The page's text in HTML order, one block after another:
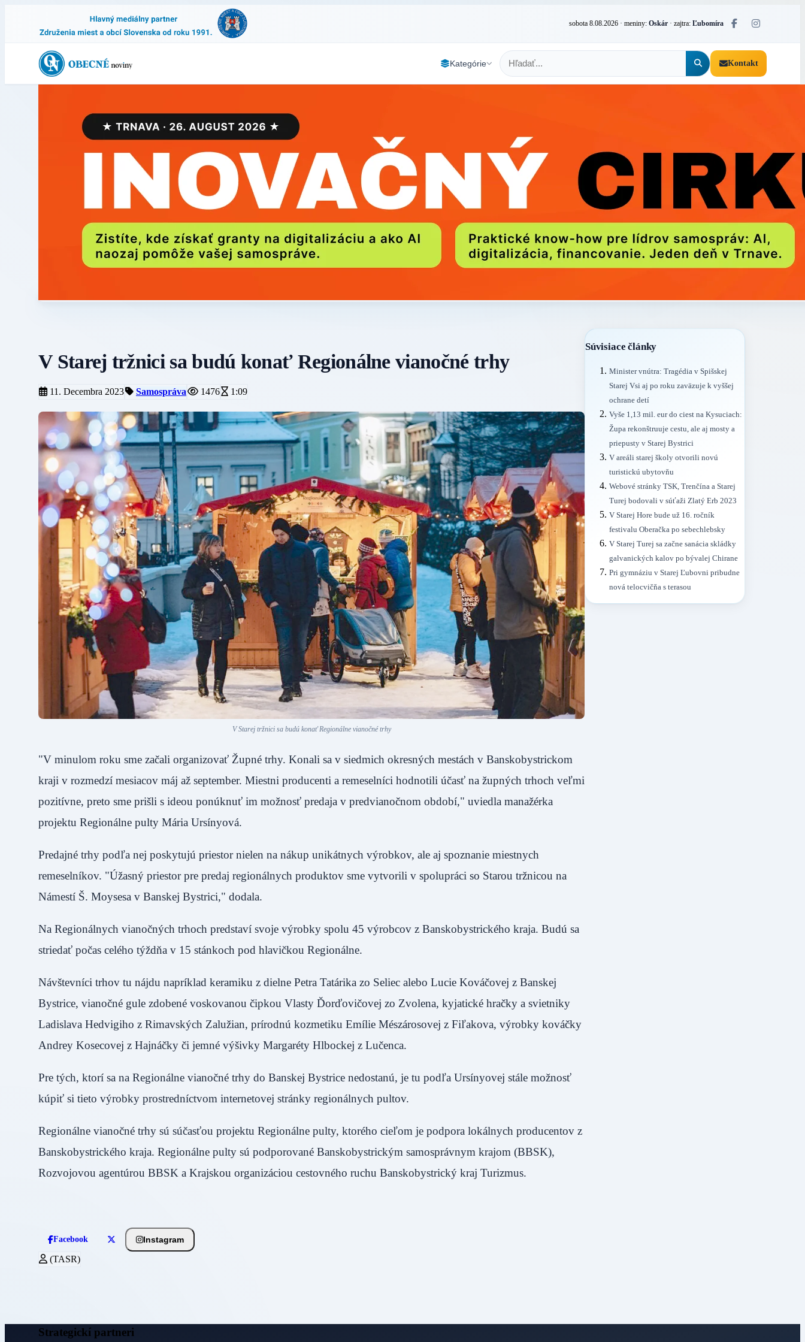
sobota 8.08.2026 · meniny: Oskár · zajtra: Ľubomíra
Kategórie Kontakt
V Starej tržnici sa budú konať Regionálne vianočné trhy
11. Decembra 2023 Samospráva 1476 1:09
V Starej tržnici sa budú konať Regionálne vianočné trhy
"V minulom roku sme začali organizovať Župné trhy. Konali sa v siedmich okresných mestách v Banskobystrickom
kraji v rozmedzí mesiacov máj až september. Miestni producenti a remeselníci hodnotili účasť na župných trhoch veľmi
pozitívne, preto sme prišli s ideou ponúknuť im možnosť predaja v predvianočnom období," uviedla manažérka
projektu Regionálne pulty Mária Ursínyová.
Predajné trhy podľa nej poskytujú priestor nielen na nákup unikátnych výrobkov, ale aj spoznanie miestnych
remeselníkov. "Úžasný priestor pre predaj regionálnych produktov sme vytvorili v spolupráci so Starou tržnicou na
Námestí Š. Moysesa v Banskej Bystrici," dodala.
Na Regionálnych vianočných trhoch predstaví svoje výrobky spolu 45 výrobcov z Banskobystrického kraja. Budú sa
striedať počas celého týždňa v 15 stánkoch pod hlavičkou Regionálne.
Návštevníci trhov tu nájdu napríklad keramiku z dielne Petra Tatárika zo Seliec alebo Lucie Kováčovej z Banskej
Bystrice, vianočné gule zdobené voskovanou čipkou Vlasty Ďorďovičovej zo Zvolena, kyjatické hračky a svietniky
Ladislava Hedvigiho z Rimavských Zalužian, prírodnú kozmetiku Emílie Mészárosovej z Fiľakova, výrobky kováčky
Andrey Kosecovej z Hajnáčky či jemné výšivky Margaréty Hlbockej z Lučenca.
Pre tých, ktorí sa na Regionálne vianočné trhy do Banskej Bystrice nedostanú, je tu podľa Ursínyovej stále možnosť
kúpiť si tieto výrobky prostredníctvom internetovej stránky regionálnych pultov.
Regionálne vianočné trhy sú súčasťou projektu Regionálne pulty, ktorého cieľom je podpora lokálnych producentov z
Banskobystrického kraja. Regionálne pulty sú podporované Banskobystrickým samosprávnym krajom (BBSK),
Rozvojovou agentúrou BBSK a Krajskou organizáciou cestovného ruchu Banskobystrický kraj Turizmus.
Facebook Instagram
(TASR)
Súvisiace články
Minister vnútra: Tragédia v Spišskej
Starej Vsi aj po roku zaväzuje k vyššej
ochrane detí
Vyše 1,13 mil. eur do ciest na Kysuciach:
Župa rekonštruuje cestu, ale aj mosty a
priepusty v Starej Bystrici
V areáli starej školy otvorili novú
turistickú ubytovňu
Webové stránky TSK, Trenčína a Starej
Turej bodovali v súťaži Zlatý Erb 2023
V Starej Hore bude už 16. ročník
festivalu Oberačka po sebechlebsky
V Starej Turej sa začne sanácia skládky
galvanických kalov po bývalej Chirane
Pri gymnáziu v Starej Ľubovni pribudne
nová telocvičňa s terasou
Strategickí partneri